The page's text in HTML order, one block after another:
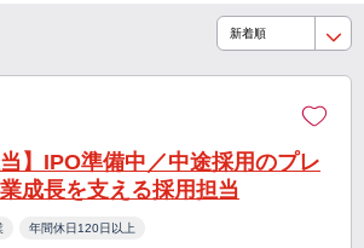
当】IPO準備中／中途採用のプレ
成長を支える採用担当
年間休日120日以上